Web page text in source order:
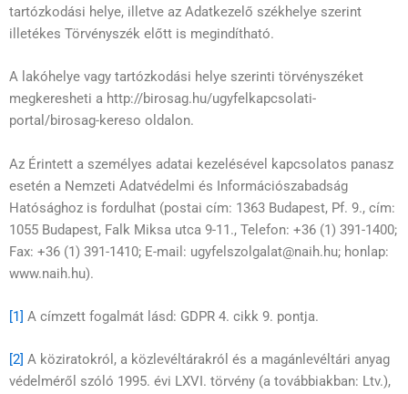
tartózkodási helye, illetve az Adatkezelő székhelye szerint
illetékes Törvényszék előtt is megindítható.
A lakóhelye vagy tartózkodási helye szerinti törvényszéket
megkeresheti a http://birosag.hu/ugyfelkapcsolati-
portal/birosag-kereso oldalon.
Az Érintett a személyes adatai kezelésével kapcsolatos panasz
esetén a Nemzeti Adatvédelmi és Információszabadság
Hatósághoz is fordulhat (postai cím: 1363 Budapest, Pf. 9., cím:
1055 Budapest, Falk Miksa utca 9-11., Telefon: +36 (1) 391-1400;
Fax: +36 (1) 391-1410; E-mail: ugyfelszolgalat@naih.hu; honlap:
www.naih.hu).
[1] A címzett fogalmát lásd: GDPR 4. cikk 9. pontja.
[2] A köziratokról, a közlevéltárakról és a magánlevéltári anyag
védelméről szóló 1995. évi LXVI. törvény (a továbbiakban: Ltv.),